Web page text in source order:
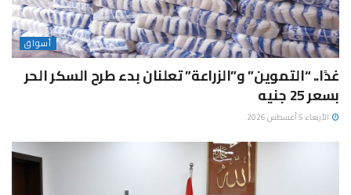
أسواق
غدًا.. “التموين” و”الزراعة” تعلنان بدء طرح السكر الحر
بسعر 25 جنيه
الأربعاء 5 أغسطس 2026